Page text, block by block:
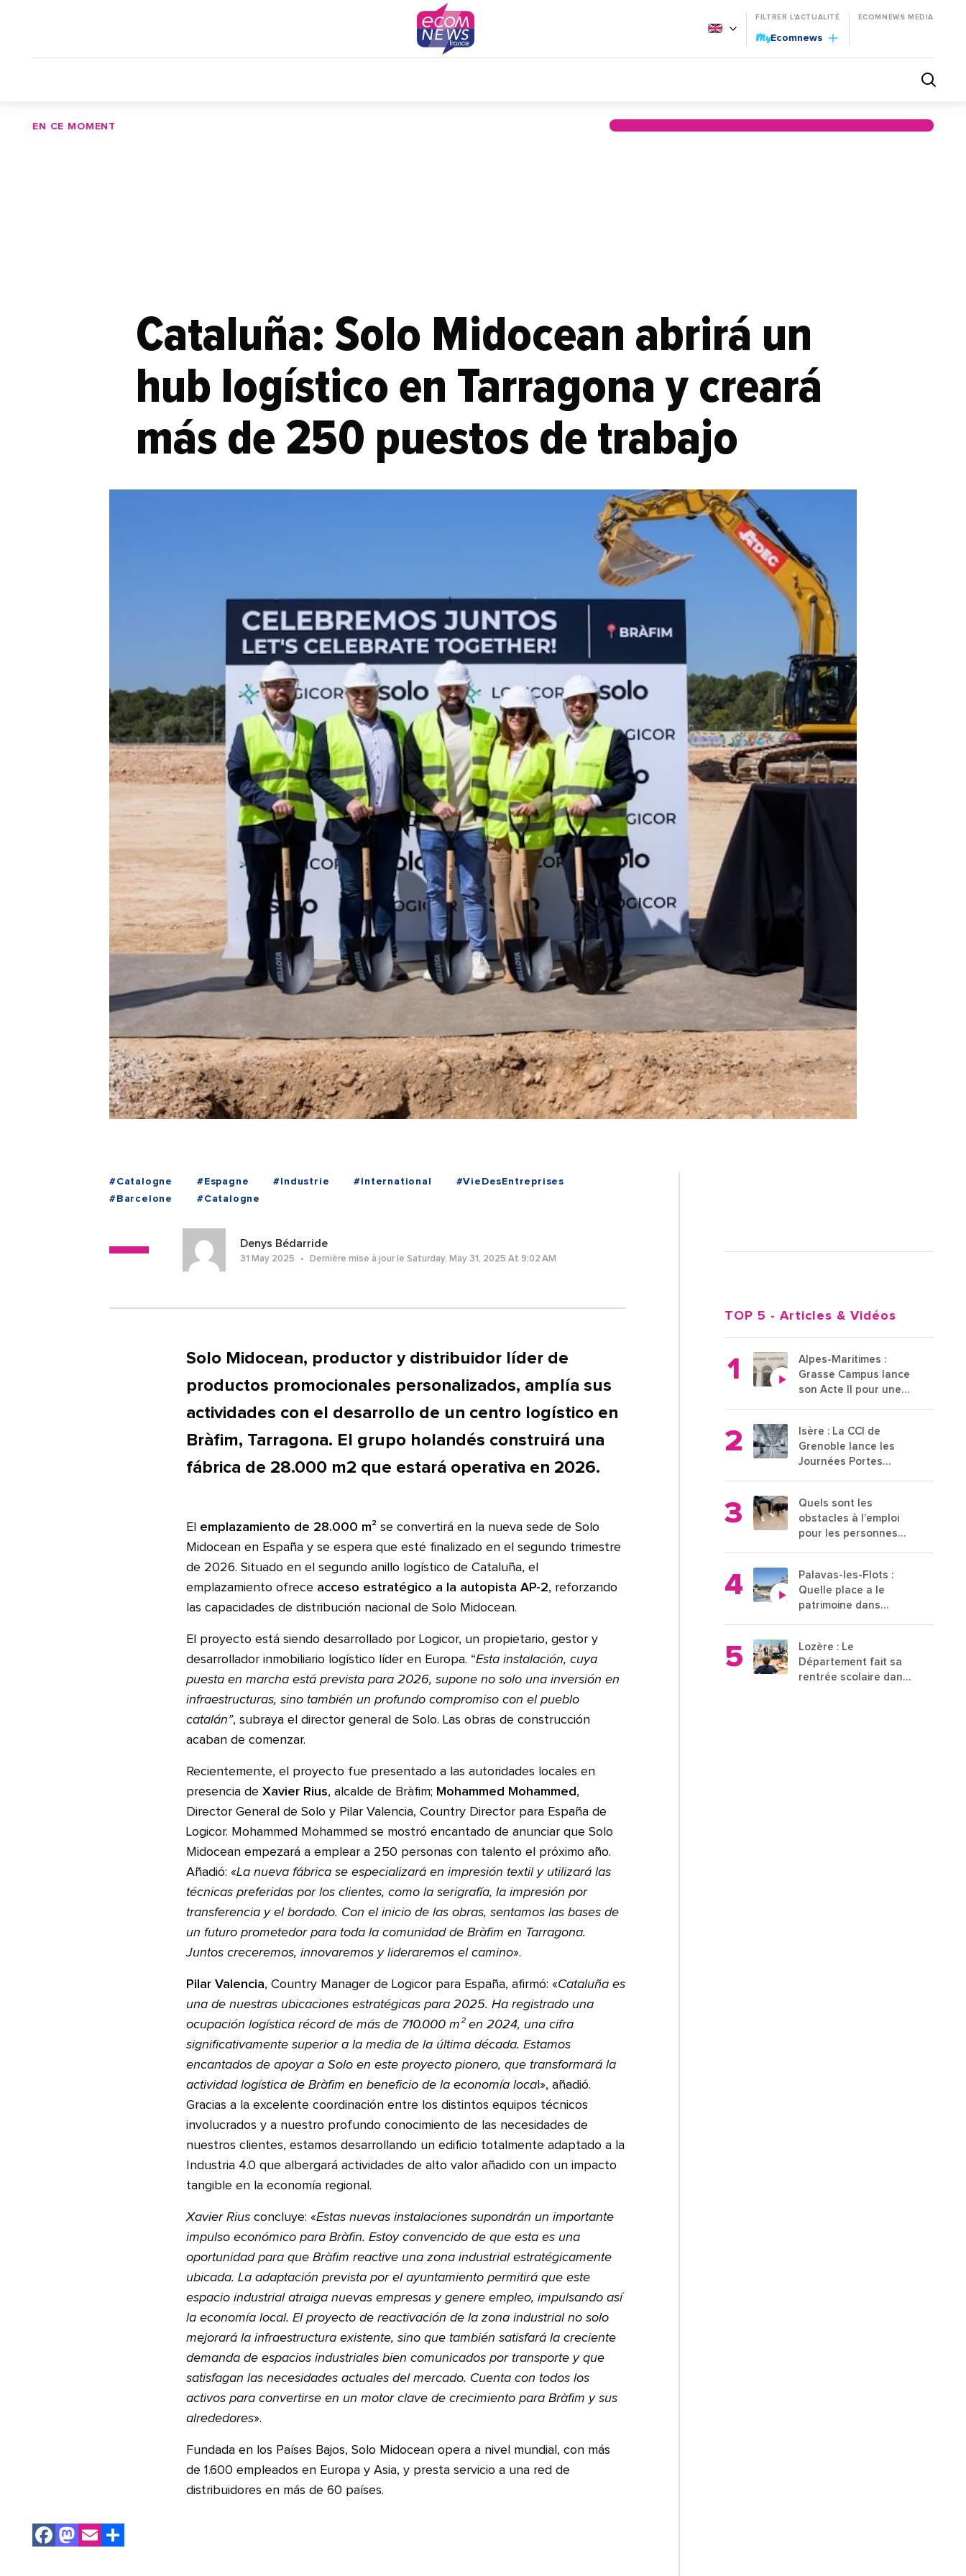
FILTRER L'ACTUALITÉ
MyEcomnews
ECOMNEWS MEDIA
EN CE MOMENT
Cataluña: Solo Midocean abrirá un
hub logístico en Tarragona y creará
más de 250 puestos de trabajo
#Catalogne #Espagne #Industrie #International
#VieDesEntreprises
#Barcelone
#Catalogne
Denys Bédarride
31 May 2025 Dernière mise à jour le Saturday, May 31, 2025 At 9:02 AM
Solo Midocean, productor y distribuidor líder de
productos promocionales personalizados, amplía sus
actividades con el desarrollo de un centro logístico en
Bràfim, Tarragona. El grupo holandés construirá una
fábrica de 28.000 m2 que estará operativa en 2026.
El emplazamiento de 28.000 m² se convertirá en la nueva sede de Solo
Midocean en España y se espera que esté finalizado en el segundo trimestre
de 2026. Situado en el segundo anillo logístico de Cataluña, el
emplazamiento ofrece acceso estratégico a la autopista AP-2, reforzando
las capacidades de distribución nacional de Solo Midocean.
El proyecto está siendo desarrollado por Logicor, un propietario, gestor y
desarrollador inmobiliario logístico líder en Europa. “Esta instalación, cuya
puesta en marcha está prevista para 2026, supone no solo una inversión en
infraestructuras, sino también un profundo compromiso con el pueblo
catalán”, subraya el director general de Solo. Las obras de construcción
acaban de comenzar.
Recientemente, el proyecto fue presentado a las autoridades locales en
presencia de Xavier Rius, alcalde de Bràfim; Mohammed Mohammed ,
Director General de Solo y Pilar Valencia, Country Director para España de
Logicor. Mohammed Mohammed se mostró encantado de anunciar que Solo
Midocean empezará a emplear a 250 personas con talento el próximo año.
Añadió: «La nueva fábrica se especializará en impresión textil y utilizará las
técnicas preferidas por los clientes, como la serigrafía, la impresión por
transferencia y el bordado. Con el inicio de las obras, sentamos las bases de
un futuro prometedor para toda la comunidad de Bràfim en Tarragona.
Juntos creceremos, innovaremos y lideraremos el camino».
Pilar Valencia, Country Manager de Logicor para España, afirmó: «Cataluña es
una de nuestras ubicaciones estratégicas para 2025. Ha registrado una
ocupación logística récord de más de 710.000 m² en 2024, una cifra
significativamente superior a la media de la última década. Estamos
encantados de apoyar a Solo en este proyecto pionero, que transformará la
actividad logística de Bràfim en beneficio de la economía loca l», añadió.
Gracias a la excelente coordinación entre los distintos equipos técnicos
involucrados y a nuestro profundo conocimiento de las necesidades de
nuestros clientes, estamos desarrollando un edificio totalmente adaptado a la
Industria 4.0 que albergará actividades de alto valor añadido con un impacto
tangible en la economía regional.
Xavier Rius concluye: «Estas nuevas instalaciones supondrán un importante
impulso económico para Bràfin. Estoy convencido de que esta es una
oportunidad para que Bràfim reactive una zona industrial estratégicamente
ubicada. La adaptación prevista por el ayuntamiento permitirá que este
espacio industrial atraiga nuevas empresas y genere empleo, impulsando así
la economía local. El proyecto de reactivación de la zona industrial no solo
mejorará la infraestructura existente, sino que también satisfará la creciente
demanda de espacios industriales bien comunicados por transporte y que
satisfagan las necesidades actuales del mercado. Cuenta con todos los
activos para convertirse en un motor clave de crecimiento para Bràfim y sus
alrededores».
Fundada en los Países Bajos, Solo Midocean opera a nivel mundial, con más
de 1.600 empleados en Europa y Asia, y presta servicio a una red de
distribuidores en más de 60 países.
Facebook
Mastodon
Email
TOP 5 - Articles & Vidéos
Alpes-Maritimes :
Grasse Campus lance
son Acte II pour une
l'enseignement
supérieur
Isère : La CCI de
Grenoble lance les
Journées Portes
21 octobre 2024
Quels sont les
obstacles à l’emploi
pour les personnes
Palavas-les-Flots :
Quelle place a le
patrimoine dans
Lozère : Le
Département fait sa
rentrée scolaire dans